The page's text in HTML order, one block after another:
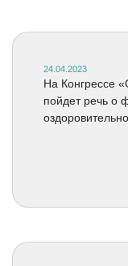
24.04.2023
На Конгрессе
пойдет речь о